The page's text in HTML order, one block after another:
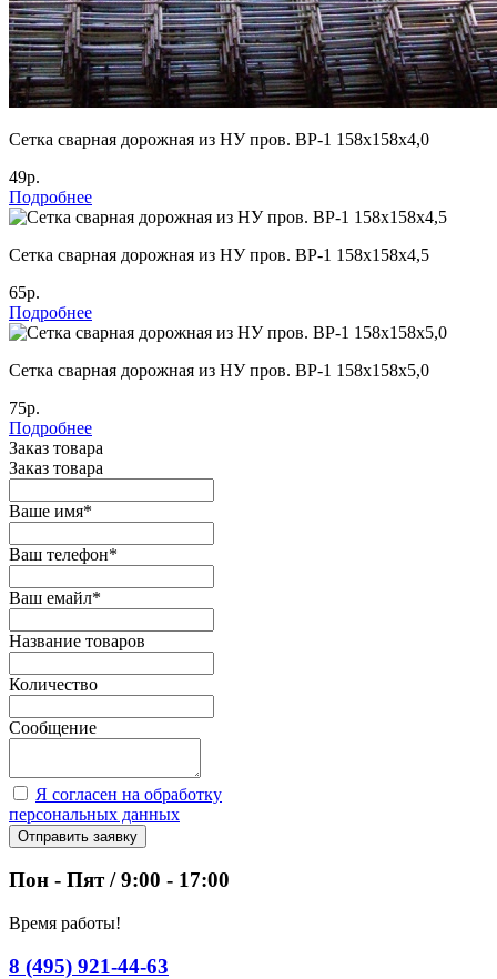
Cетка сварная дорожная из НУ пров. ВР-1 158х158х4,0
49р.
Подробнее
Cетка сварная дорожная из НУ пров. ВР-1 158х158х4,5
65р.
Подробнее
Cетка сварная дорожная из НУ пров. ВР-1 158х158х5,0
75р.
Подробнее
Заказ товара
Заказ товара
Ваше имя*
Ваш телефон*
Ваш емайл*
Название товаров
Количество
Сообщение
Я согласен на обработку
персональных данных
Отправить заявку
Пон - Пят / 9:00 - 17:00
Время работы!
8 (495) 921-44-63